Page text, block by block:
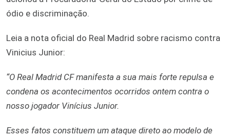
ódio e discriminação.
Leia a nota oficial do Real Madrid sobre racismo contra
Vinicius Junior:
“O Real Madrid CF manifesta a sua mais forte repulsa e
condena os acontecimentos ocorridos ontem contra o
nosso jogador Vinícius Junior.
Esses fatos constituem um ataque direto ao modelo de